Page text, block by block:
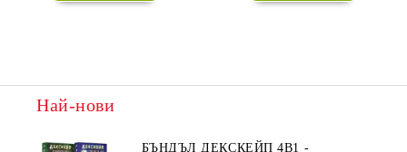
Най-нови
БЪНДЪЛ ДЕКСКЕЙП 4В1 -